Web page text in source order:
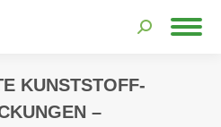
Search:
KUNSTSTOFF-
–